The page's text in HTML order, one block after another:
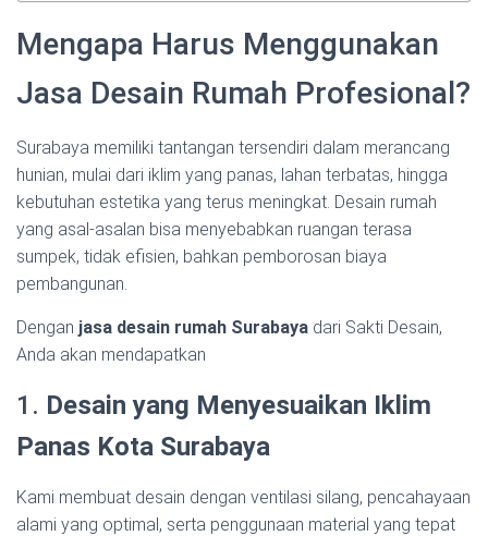
Mengapa Harus Menggunakan
Jasa Desain Rumah Profesional?
Surabaya memiliki tantangan tersendiri dalam merancang
hunian, mulai dari iklim yang panas, lahan terbatas, hingga
kebutuhan estetika yang terus meningkat. Desain rumah
yang asal-asalan bisa menyebabkan ruangan terasa
sumpek, tidak efisien, bahkan pemborosan biaya
pembangunan.
Dengan jasa desain rumah Surabaya dari Sakti Desain,
Anda akan mendapatkan
1. Desain yang Menyesuaikan Iklim
Panas Kota Surabaya
Kami membuat desain dengan ventilasi silang, pencahayaan
alami yang optimal, serta penggunaan material yang tepat